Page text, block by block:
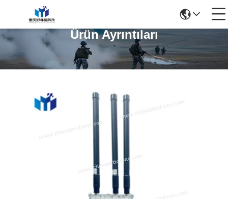
Ürün Ayrıntıları